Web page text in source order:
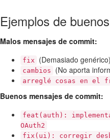
Ejemplos de
Malos mensajes de commit:
fix (Demasiado genérico)
cambios (No aporta
arreglé cosas en el
Buenos mensajes de commit:
feat(auth):
OAuth2
fix(ui): corregir